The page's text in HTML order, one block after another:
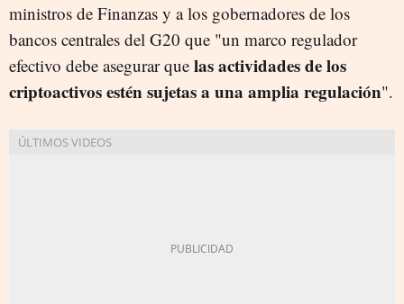
ministros de Finanzas y a los gobernadores de los
bancos centrales del G20 que "un marco regulador
efectivo debe asegurar que las actividades de los
criptoactivos estén sujetas a una amplia regulación".